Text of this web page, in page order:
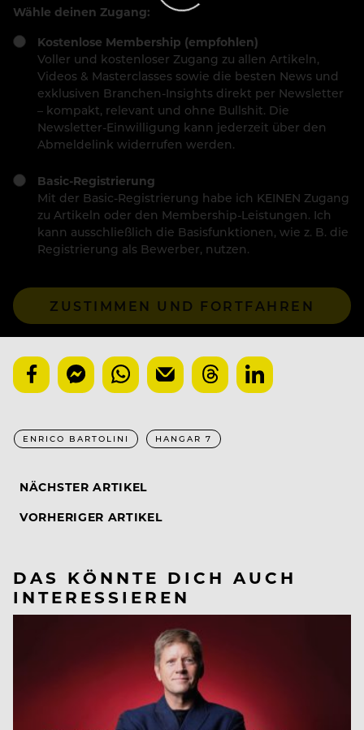
Wähle deinen Zugang:
Kostenlose Membership (empfohlen)
Voller und kostenloser Zugang zu allen Artikeln,
Videos & Masterclasses sowie die besten News und
exklusiven Branchen-Insights direkt per Newsletter
– kompakt, relevant und ohne Bullshit. Die
Newsletter-Einwilligung kann jederzeit über den
Abmeldelink widerrufen werden.
Basic-Registrierung
Mit der Basic-Registrierung habe ich KEINEN Zugang
zu Artikeln oder den Membership-Leistungen. Ich
kann ausschließlich die Basisfunktionen, wie z. B. die
Registrierung als Bewerber, nutzen.
ZUSTIMMEN UND FORTFAHREN
ENRICO BARTOLINI HANGAR 7
NÄCHSTER ARTIKEL
VORHERIGER ARTIKEL
DAS KÖNNTE DICH AUCH
INTERESSIEREN